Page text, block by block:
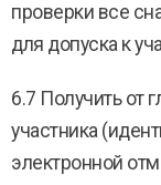
проверки все
для допуска к
6.7 Получить от
участника
электронной